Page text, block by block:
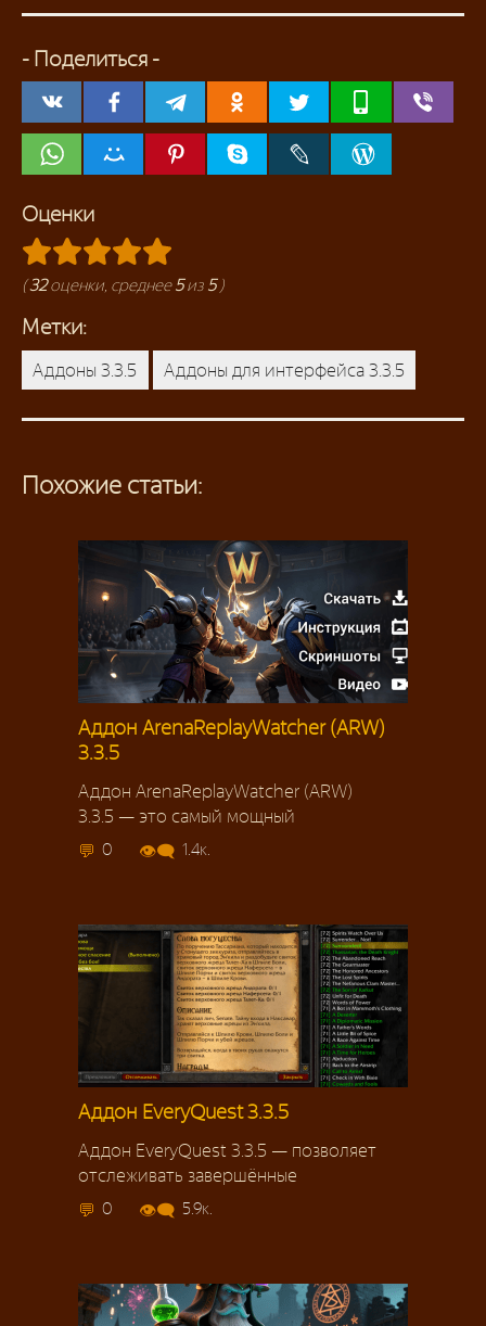
- Поделиться -
Оценки
(32оценки, среднее5из 5)
Метки:
Аддоны 3.3.5 Аддоны для интерфейса 3.3.5
Похожие статьи:
Аддон ArenaReplayWatcher (ARW)
3.3.5
Аддон ArenaReplayWatcher (ARW)
3.3.5 — это самый мощный
0 1.4к.
Аддон EveryQuest 3.3.5
Аддон EveryQuest 3.3.5 — позволяет
отслеживать завершённые
0 5.9к.